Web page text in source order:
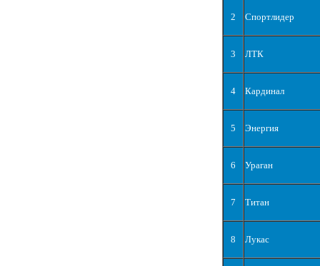
2 Спортлидер
3 ЛТК
4 Кардинал
5 Энергия
6 Ураган
7 Титан
8 Лукас